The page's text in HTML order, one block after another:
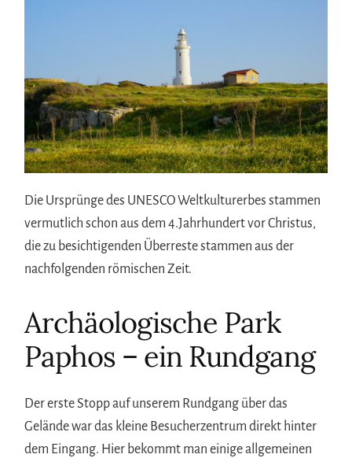
Die Ursprünge des UNESCO Weltkulturerbes stammen
vermutlich schon aus dem 4.Jahrhundert vor Christus,
die zu besichtigenden Überreste stammen aus der
nachfolgenden römischen Zeit.
Archäologische Park
Paphos – ein Rundgang
Der erste Stopp auf unserem Rundgang über das
Gelände war das kleine Besucherzentrum direkt hinter
dem Eingang. Hier bekommt man einige allgemeinen